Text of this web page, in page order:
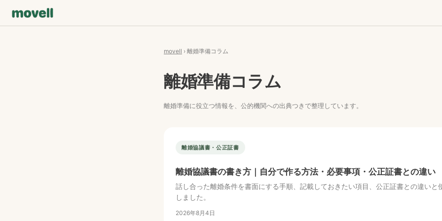
movell › 離婚準備コラム
離婚準備コラム
離婚準備に役立つ情報を、公的機関への出典つきで整理しています。
離婚協議書・公正証書
離婚協議書の書き方｜自分で作る方法・必要事項・公正証書との違い
話し合った離婚条件を書面にする手順、記載しておきたい項目、公正証書との違いと
しました。
2026年8月4日